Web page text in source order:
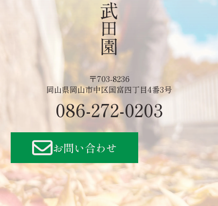
〒703-8236
岡山県岡山市中区国富四丁目4番3号
086-272-0203
お問い合わせ